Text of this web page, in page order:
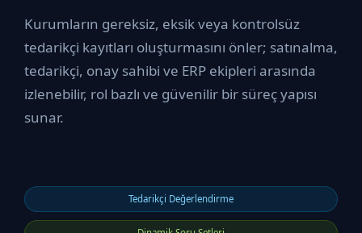
Kurumların gereksiz, eksik veya kontrolsüz
tedarikçi kayıtları oluşturmasını önler; satınalma,
tedarikçi, onay sahibi ve ERP ekipleri arasında
izlenebilir, rol bazlı ve güvenilir bir süreç yapısı
sunar.
Tedarikçi Değerlendirme